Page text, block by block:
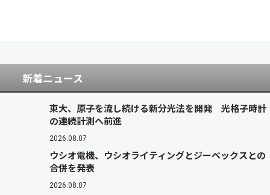
新着ニュース
東大、原子を流し続ける新分光法を開発 光格子時計
の連続計測へ前進
2026.08.07
ウシオ電機、ウシオライティングとジーベックスとの
合併を発表
2026.08.07